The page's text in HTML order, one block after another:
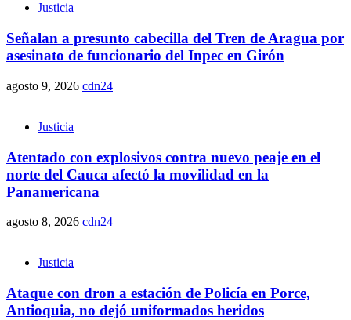
Justicia
Señalan a presunto cabecilla del Tren de Aragua por
asesinato de funcionario del Inpec en Girón
agosto 9, 2026 cdn24
Justicia
Atentado con explosivos contra nuevo peaje en el
norte del Cauca afectó la movilidad en la
Panamericana
agosto 8, 2026 cdn24
Justicia
Ataque con dron a estación de Policía en Porce,
Antioquia, no dejó uniformados heridos